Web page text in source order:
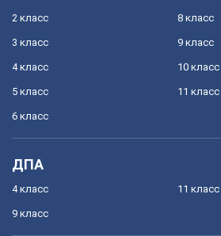
2 класс
3 класс
4 класс
5 класс
6 класс
8 класс
9 класс
10 класс
11 класс
ДПА
4 класс
9 класс
11 класс